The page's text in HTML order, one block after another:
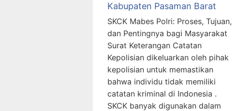
Kabupaten Pasaman Barat
SKCK Mabes Polri: Proses, Tujuan,
dan Pentingnya bagi Masyarakat
Surat Keterangan Catatan
Kepolisian dikeluarkan oleh pihak
kepolisian untuk memastikan
bahwa individu tidak memiliki
catatan kriminal di Indonesia .
SKCK banyak digunakan dalam